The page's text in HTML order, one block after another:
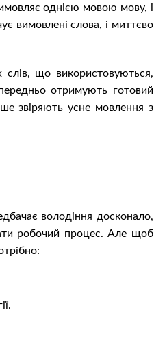
однією мовою мову, і
вимовлені слова, і миттєво
що використовуються,
отримують готовий
звіряють усне мовлення з
володіння досконало,
робочий процес. Але щоб